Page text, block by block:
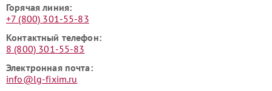
Горячая линия:
+7 (800) 301-55-83
Контактный телефон:
8 (800) 301-55-83
Электронная почта:
info@lg-fixim.ru